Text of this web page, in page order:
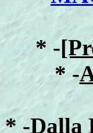
* -
* -
* -Dalla